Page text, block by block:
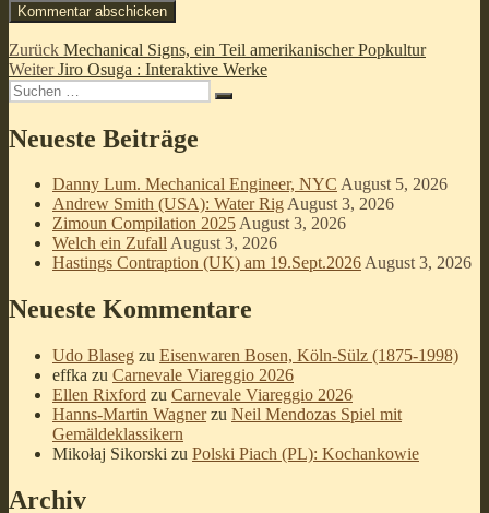
Beitragsnavigation
Zurück Vorheriger
Beitrag:
Mechanical Signs, ein Teil amerikanischer Popkultur
Weiter Nächster
Beitrag:
Jiro Osuga : Interaktive Werke
Suchen
nach:
Suchen
Neueste Beiträge
Danny Lum. Mechanical Engineer, NYC August 5, 2026
Andrew Smith (USA): Water RigAugust 3, 2026
Zimoun Compilation 2025August 3, 2026
Welch ein ZufallAugust 3, 2026
Hastings Contraption (UK) am 19.Sept.2026August 3, 2026
Neueste Kommentare
Udo Blaseg zu Eisenwaren Bosen, Köln-Sülz (1875-1998)
effka zu Carnevale Viareggio 2026
Ellen Rixford zu Carnevale Viareggio 2026
Hanns-Martin Wagnerzu Neil Mendozas Spiel mit
Gemäldeklassikern
Mikołaj Sikorski zu Polski Piach (PL): Kochankowie
Archiv